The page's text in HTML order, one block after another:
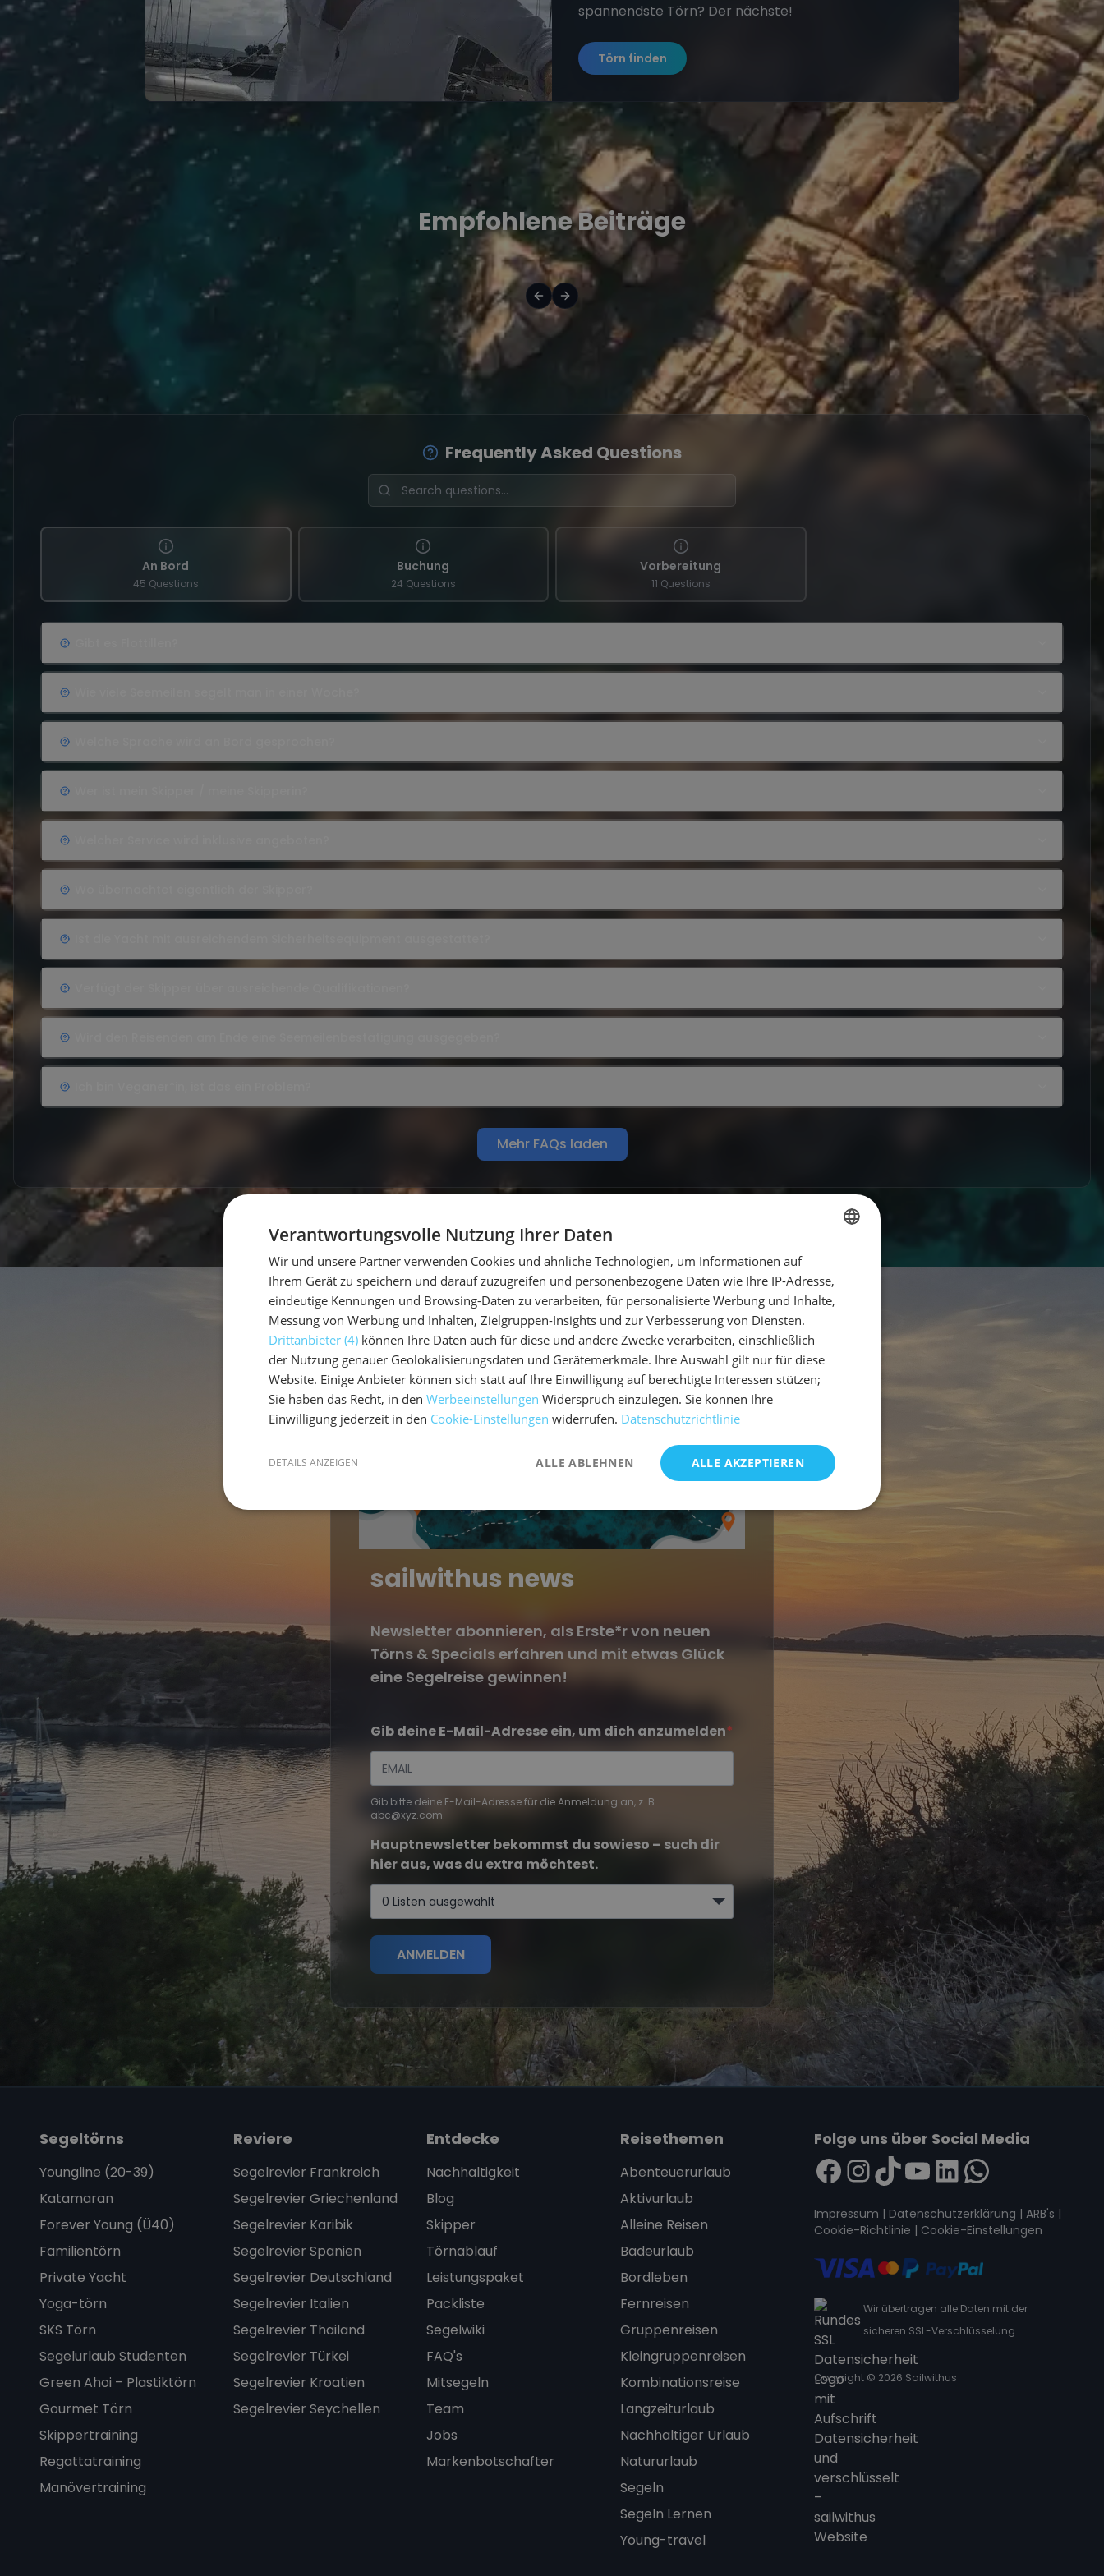
spannendste Törn? Der nächste!
Törn finden
Empfohlene Beiträge
Frequently Asked Questions
An Bord
45 Questions
Buchung
24 Questions
Vorbereitung
11 Questions
Mehr FAQs laden
sailwithus news
Newsletter abonnieren, als Erste*r von neuen
Törns & Specials erfahren und mit etwas Glück
eine Segelreise gewinnen!
Gib deine E-Mail-Adresse ein, um dich anzumelden
Gib bitte deine E-Mail-Adresse für die Anmeldung an, z. B.
abc@xyz.com.
Hauptnewsletter bekommst du sowieso – such dir
hier aus, was du extra möchtest.
0 Listen ausgewählt
ANMELDEN
Segeltörns
Youngline (20-39)
Katamaran
Forever Young (Ü40)
Familientörn
Private Yacht
Yoga-törn
SKS Törn
Segelurlaub Studenten
Green Ahoi – Plastiktörn
Gourmet Törn
Skippertraining
Regattatraining
Manövertraining
Reviere
Segelrevier Frankreich
Segelrevier Griechenland
Segelrevier Karibik
Segelrevier Spanien
Segelrevier Deutschland
Segelrevier Italien
Segelrevier Thailand
Segelrevier Türkei
Segelrevier Kroatien
Segelrevier Seychellen
Entdecke
Nachhaltigkeit
Blog
Skipper
Törnablauf
Leistungspaket
Packliste
Segelwiki
FAQ's
Mitsegeln
Team
Jobs
Markenbotschafter
Reisethemen
Abenteuerurlaub
Aktivurlaub
Alleine Reisen
Badeurlaub
Bordleben
Fernreisen
Gruppenreisen
Kleingruppenreisen
Kombinationsreise
Langzeiturlaub
Nachhaltiger Urlaub
Natururlaub
Segeln
Segeln Lernen
Young-travel
Folge uns über Social Media
Impressum | Datenschutzerklärung | ARB's |
Cookie-Richtlinie | Cookie-Einstellungen
Wir übertragen alle Daten mit der
sicheren SSL-Verschlüsselung.
Copyright © 2026 Sailwithus
GERMAN
Verantwortungsvolle Nutzung Ihrer Daten
Wir und unsere Partner verwenden Cookies und ähnliche Technologien, um Informationen auf
Ihrem Gerät zu speichern und darauf zuzugreifen und personenbezogene Daten wie Ihre IP-Adresse,
eindeutige Kennungen und Browsing-Daten zu verarbeiten, für personalisierte Werbung und Inhalte,
Messung von Werbung und Inhalten, Zielgruppen-Insights und zur Verbesserung von Diensten.
Drittanbieter (4) können Ihre Daten auch für diese und andere Zwecke verarbeiten, einschließlich
der Nutzung genauer Geolokalisierungsdaten und Gerätemerkmale. Ihre Auswahl gilt nur für diese
Website. Einige Anbieter können sich statt auf Ihre Einwilligung auf berechtigte Interessen stützen;
Sie haben das Recht, in den Werbeeinstellungen Widerspruch einzulegen. Sie können Ihre
Einwilligung jederzeit in den Cookie-Einstellungen widerrufen. Datenschutzrichtlinie
ALLE AKZEPTIEREN
ALLE ABLEHNEN
DETAILS ANZEIGEN